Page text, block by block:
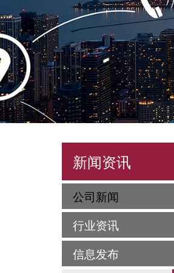
新闻资讯
公司新闻
行业资讯
信息发布